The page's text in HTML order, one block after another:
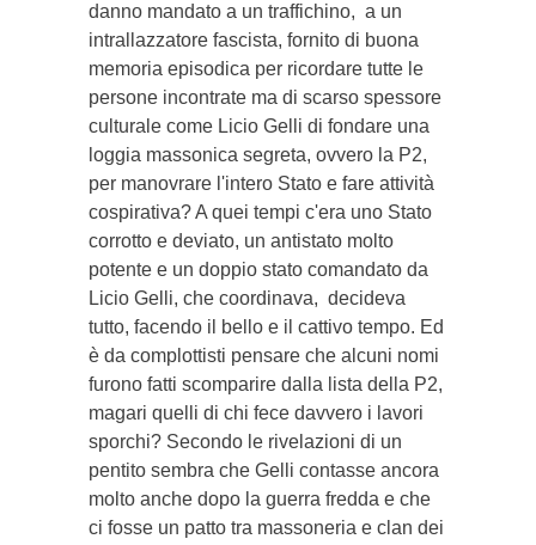
danno mandato a un traffichino, a un
intrallazzatore fascista, fornito di buona
memoria episodica per ricordare tutte le
persone incontrate ma di scarso spessore
culturale come Licio Gelli di fondare una
loggia massonica segreta, ovvero la P2,
per manovrare l'intero Stato e fare attività
cospirativa? A quei tempi c'era uno Stato
corrotto e deviato, un antistato molto
potente e un doppio stato comandato da
Licio Gelli, che coordinava, decideva
tutto, facendo il bello e il cattivo tempo. Ed
è da complottisti pensare che alcuni nomi
furono fatti scomparire dalla lista della P2,
magari quelli di chi fece davvero i lavori
sporchi? Secondo le rivelazioni di un
pentito sembra che Gelli contasse ancora
molto anche dopo la guerra fredda e che
ci fosse un patto tra massoneria e clan dei